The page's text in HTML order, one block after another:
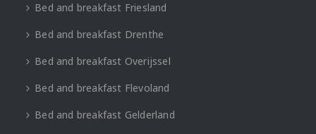
Bed and breakfast Friesland
Bed and breakfast Drenthe
Bed and breakfast Overijssel
Bed and breakfast Flevoland
Bed and breakfast Gelderland